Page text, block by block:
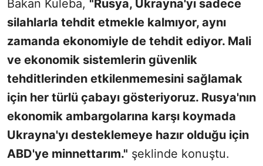
Bakan Kuleba, "Rusya, Ukrayna'yı sadece
silahlarla tehdit etmekle kalmıyor, aynı
zamanda ekonomiyle de tehdit ediyor. Mali
ve ekonomik sistemlerin güvenlik
tehditlerinden etkilenmemesini sağlamak
için her türlü çabayı gösteriyoruz. Rusya'nın
ekonomik ambargolarına karşı koymada
Ukrayna'yı desteklemeye hazır olduğu için
ABD'ye minnettarım." şeklinde konuştu.